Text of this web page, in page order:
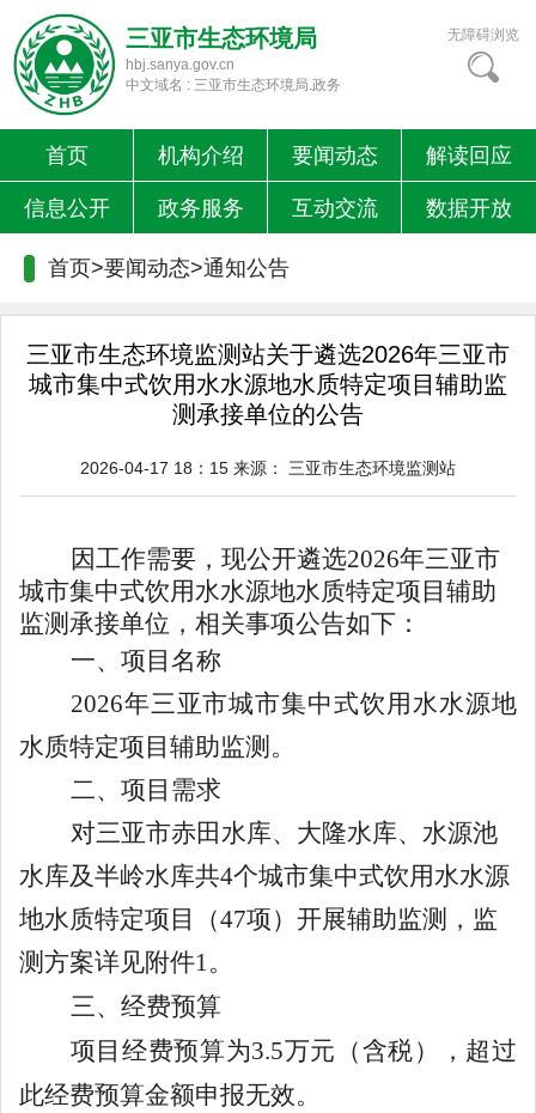
三亚市生态环境局
hbj.sanya.gov.cn
中文域名 : 三亚市生态环境局.政务
无障碍浏览
首页 机构介绍 要闻动态 解读回应
信息公开 政务服务 互动交流 数据开放
首页>要闻动态>通知公告
三亚市生态环境监测站关于遴选2026年三亚市
城市集中式饮用水水源地水质特定项目辅助监
测承接单位的公告
2026-04-17 18：15 来源： 三亚市生态环境监测站
因工作需要，现公开遴选2026年三亚市
城市集中式饮用水水源地水质特定项目辅助
监测承接单位，相关事项公告如下：
一、项目名称
2026年三亚市城市集中式饮用水水源地
水质特定项目辅助监测。
二、项目需求
对三亚市赤田水库、大隆水库、水源池
水库及半岭水库共4个城市集中式饮用水水源
地水质特定项目（47项）开展辅助监测，监
测方案详见附件1。
三、经费预算
项目经费预算为3.5万元（含税），超过
此经费预算金额申报无效。